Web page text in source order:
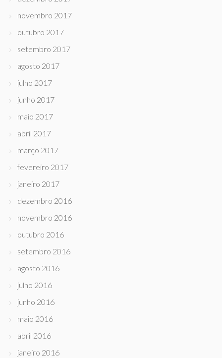
novembro 2017
outubro 2017
setembro 2017
agosto 2017
julho 2017
junho 2017
maio 2017
abril 2017
março 2017
fevereiro 2017
janeiro 2017
dezembro 2016
novembro 2016
outubro 2016
setembro 2016
agosto 2016
julho 2016
junho 2016
maio 2016
abril 2016
janeiro 2016